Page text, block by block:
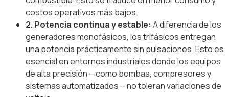
costos operativos más bajos.
2. Potencia continua y estable: A diferencia de los
generadores monofásicos, los trifásicos entregan
una potencia prácticamente sin pulsaciones. Esto es
esencial en entornos industriales donde los equipos
de alta precisión —como bombas, compresores y
sistemas automatizados— no toleran variaciones de